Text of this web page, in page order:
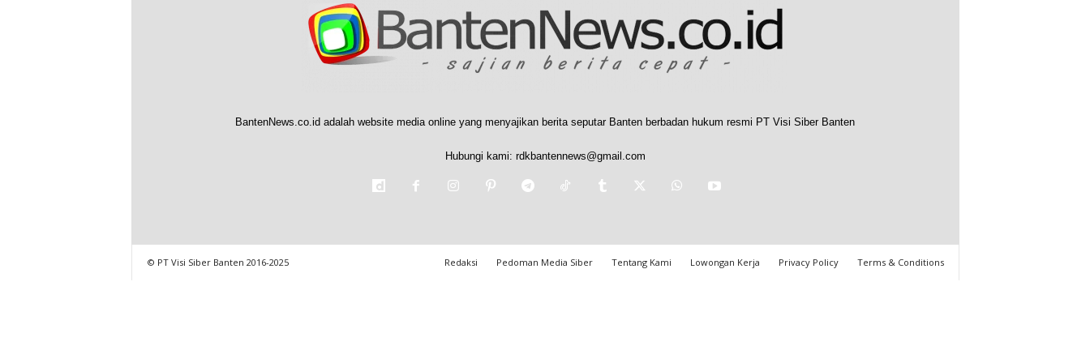
BantenNews.co.id adalah website media online yang menyajikan berita seputar Banten berbadan hukum resmi PT Visi Siber Banten
Hubungi kami: rdkbantennews@gmail.com
Redaksi Pedoman Media Siber Tentang Kami Lowongan Kerja Privacy Policy Terms & Conditions
© PT Visi Siber Banten 2016-2025